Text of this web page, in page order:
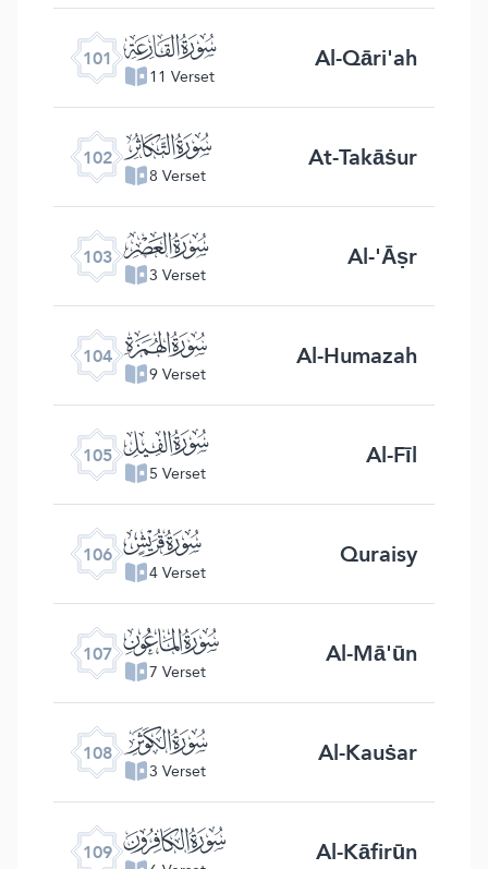
101 ﰒ
11 Verset Al-Qāri'ah
102 ﰓ
8 Verset At-Takāṡur
103 ﰔ
3 Verset Al-'Āṣr
104 ﰕ
9 Verset Al-Humazah
105 ﰖ
5 Verset Al-Fīl
106 ﰗ
4 Verset Quraisy
107 ﰘ
7 Verset Al-Mā'ūn
108 ﰙ
3 Verset Al-Kauṡar
109 ﰚ Al-Kāfirūn